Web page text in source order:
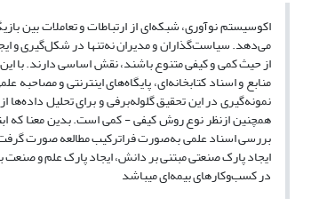
اکوسیستم نوآوری، شبکه‌ای از ارتباطات و تعاملات بین
می‌دهد. سیاست‌گذاران و مدیران نه‌تنها در شکل‌گیری و
از حیث کمی و کیفی متنوع باشند، نقش اساسی دارند. با
نمونه‌گیری در این تحقیق گلوله‌برفی و برای تحلیل
همچنین ازنظر نوع روش کیفی - کمی است. بدین معنا که
ایجاد پارک صنعتی مبتنی بر دانش، ایجاد پارک علم و
در کسب‌وکارهای بیمه‌ای میباشد